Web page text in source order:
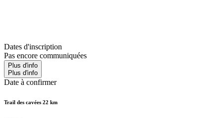
Dates d'inscription
Pas encore communiquées
Plus d'info
Plus d'info
Date à confirmer
Trail des cavées 22 km